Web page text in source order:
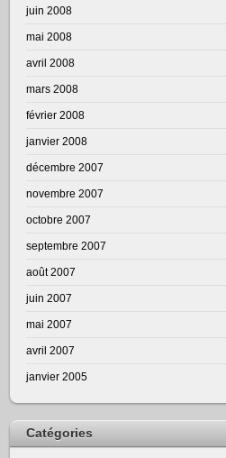
juin 2008
mai 2008
avril 2008
mars 2008
février 2008
janvier 2008
décembre 2007
novembre 2007
octobre 2007
septembre 2007
août 2007
juin 2007
mai 2007
avril 2007
janvier 2005
Catégories